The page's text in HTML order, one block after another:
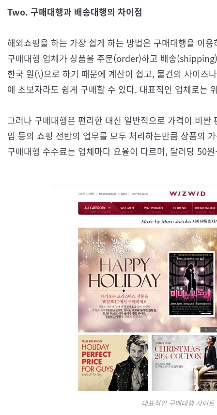
Two. 구매대행과 배송대행의 차이점
해외쇼핑을 하는 가장 쉽게 하는 방법은 구매대행을 이
구매대행 업체가 상품을 주문(order)하고 배송
한국 원(\)으로 하기 때문에 계산이 쉽고, 물건의 사이즈
에 초보자라도 쉽게 구매할 수 있다. 대표적인 업체로는
그러나 구매대행은 편리한 대신 일반적으로 가격이 비
임 등의 쇼핑 전반의 업무를 모두 처리하는만큼 상품의
구매대행 수수료는 업체마다 요율이 다르며, 달러당 50
대표적인 구매대행 사이트